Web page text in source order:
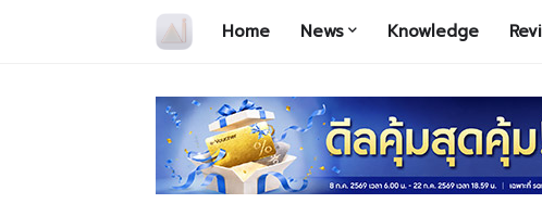
Home News Knowledge